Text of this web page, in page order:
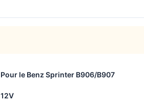
Pour le Benz Sprinter B906/B907
12V